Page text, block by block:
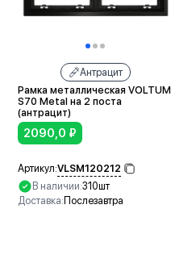
Антрацит
Рамка металлическая VOLTUM
S70 Metal на 2 поста
(антрацит)
2090,0 ₽
Артикул:VLSM120212
В наличии:310шт
Доставка: Послезавтра